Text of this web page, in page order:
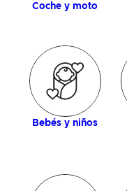
Coche y moto
Bebés y niños